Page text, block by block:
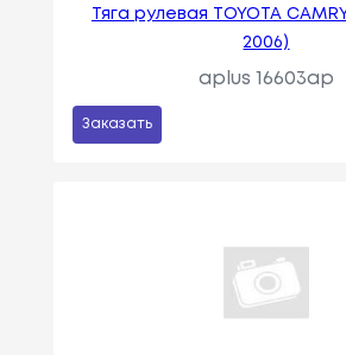
Тяга рулевая TOYOTA
2006)
aplus 16603ap
Заказать